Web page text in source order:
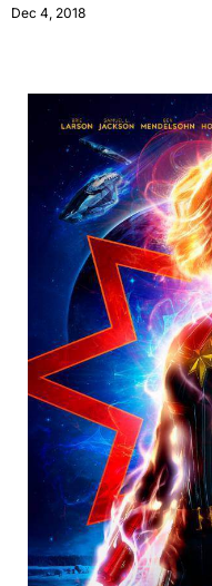
Dec 4, 2018